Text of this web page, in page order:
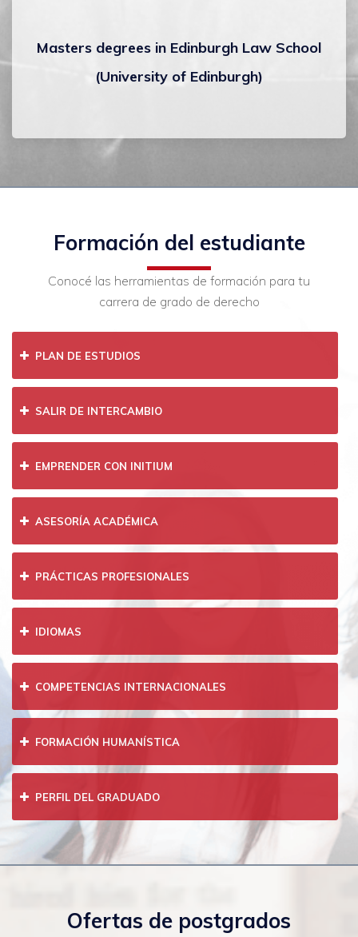
Masters degrees in Edinburgh Law School
(University of Edinburgh)
Formación del estudiante
Conocé las herramientas de formación para tu
carrera de grado de derecho
PLAN DE ESTUDIOS
SALIR DE INTERCAMBIO
EMPRENDER CON INITIUM
ASESORÍA ACADÉMICA
PRÁCTICAS PROFESIONALES
IDIOMAS
COMPETENCIAS INTERNACIONALES
FORMACIÓN HUMANÍSTICA
PERFIL DEL GRADUADO
Ofertas de postgrados